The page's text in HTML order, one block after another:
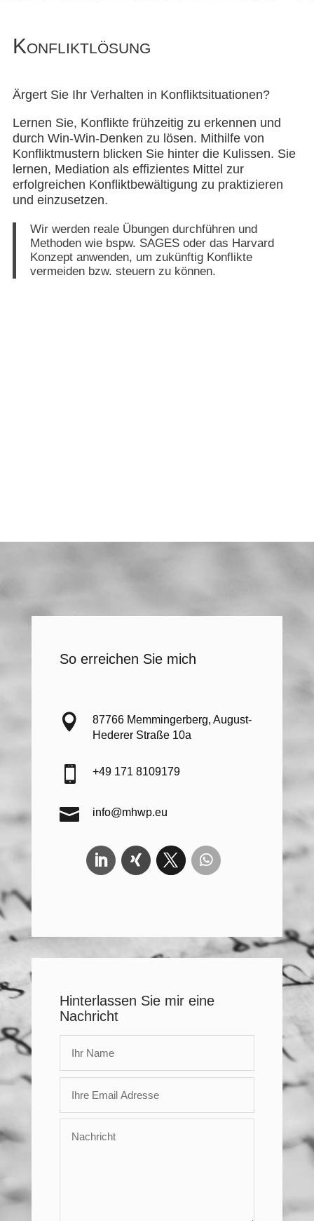
Konfliktlösung
Ärgert Sie Ihr Verhalten in Konfliktsituationen?
Lernen Sie, Konflikte frühzeitig zu erkennen und
durch Win-Win-Denken zu lösen. Mithilfe von
Konfliktmustern blicken Sie hinter die Kulissen. Sie
lernen, Mediation als effizientes Mittel zur
erfolgreichen Konfliktbewältigung zu praktizieren
und einzusetzen.
Wir werden reale Übungen durchführen und
Methoden wie bspw. SAGES oder das Harvard
Konzept anwenden, um zukünftig Konflikte
vermeiden bzw. steuern zu können.
So erreichen Sie mich

87766 Memmingerberg, August-
Hederer Straße 10a
 +49 171 8109179
 info@mhwp.eu
Hinterlassen Sie mir eine
Nachricht